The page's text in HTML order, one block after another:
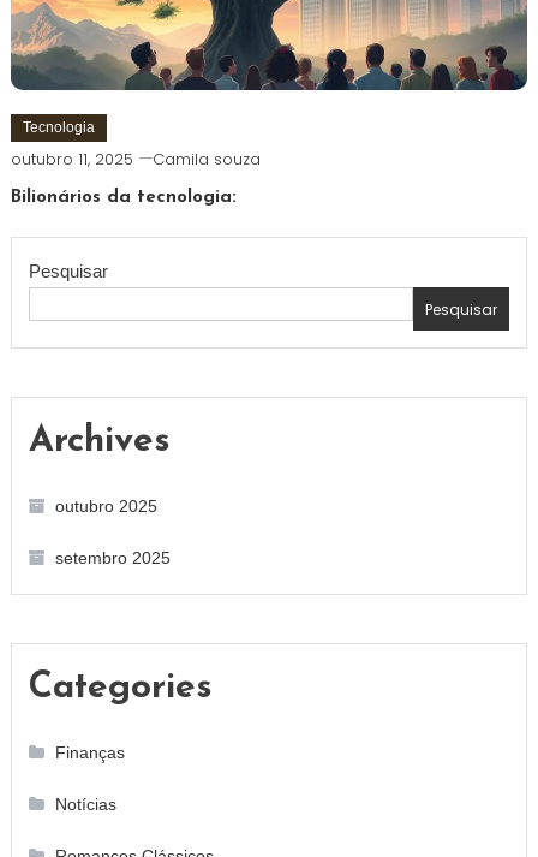
Tecnologia
outubro 11, 2025 Camila souza
Bilionários da tecnologia:
Pesquisar
Pesquisar
Archives
outubro 2025
setembro 2025
Categories
Finanças
Notícias